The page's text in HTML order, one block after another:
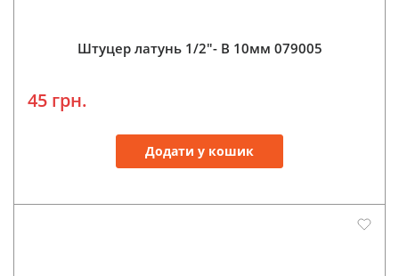
Штуцер латунь 1/2"- В 10мм 079005
45 грн.
Додати у кошик